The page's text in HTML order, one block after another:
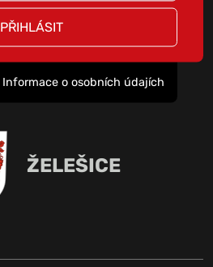
PŘIHLÁSIT
Informace o osobních údajích
ŽELEŠICE